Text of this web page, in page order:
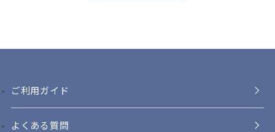
ご利用ガイド
よくある質問